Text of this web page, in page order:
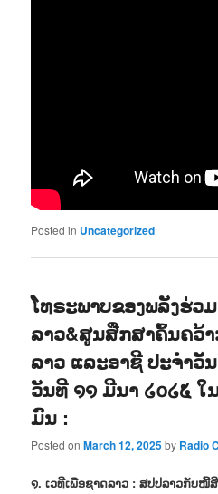
Posted in Uncategorized
ໂທຣະພາບຂອງພລັງຮ່ວ
ລາວ&ສູນສືກສາຄົ້ນຄວ້
ລາວ ແລະອາຊີ ປະຈຳວັ
ວັນທີ ໑໑ ມີນາ ໒໐໒໕ ໃ
ມົນ :
Posted onMarch 12, 2025by Radio
໑. ເວທີເພື່ອຊາດລາວ : ສປປລາວກັບໜີ້